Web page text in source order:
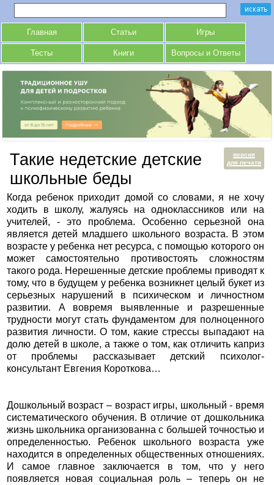
Главная Статьи Игры
Тесты Книги Вопросы и Ответы
версия
для печати
Такие недетские детские
школьные беды
Когда ребенок приходит домой со словами, я не хочу
ходить в школу, жалуясь на одноклассников или на
учителей, - это проблема. Особенно серьезной она
является детей младшего школьного возраста. В этом
возрасте у ребенка нет ресурса, с помощью которого он
может самостоятельно противостоять сложностям
такого рода. Нерешенные детские проблемы приводят к
тому, что в будущем у ребенка возникнет целый букет из
серьезных нарушений в психическом и личностном
развитии. А вовремя выявленные и разрешенные
трудности могут стать фундаментом для полноценного
развития личности. О том, какие стрессы выпадают на
долю детей в школе, а также о том, как отличить каприз
от проблемы рассказывает детский психолог-
консультант Евгения Короткова…
Дошкольный возраст – возраст игры, школьный - время
систематического обучения. В отличие от дошкольника
жизнь школьника организованна с большей точностью и
определенностью. Ребенок школьного возраста уже
находится в определенных общественных отношениях.
И самое главное заключается в том, что у него
появляется новая социальная роль – теперь он не